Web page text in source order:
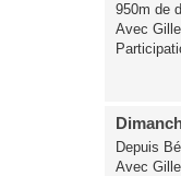
950m de
Avec
Depuis
Avec